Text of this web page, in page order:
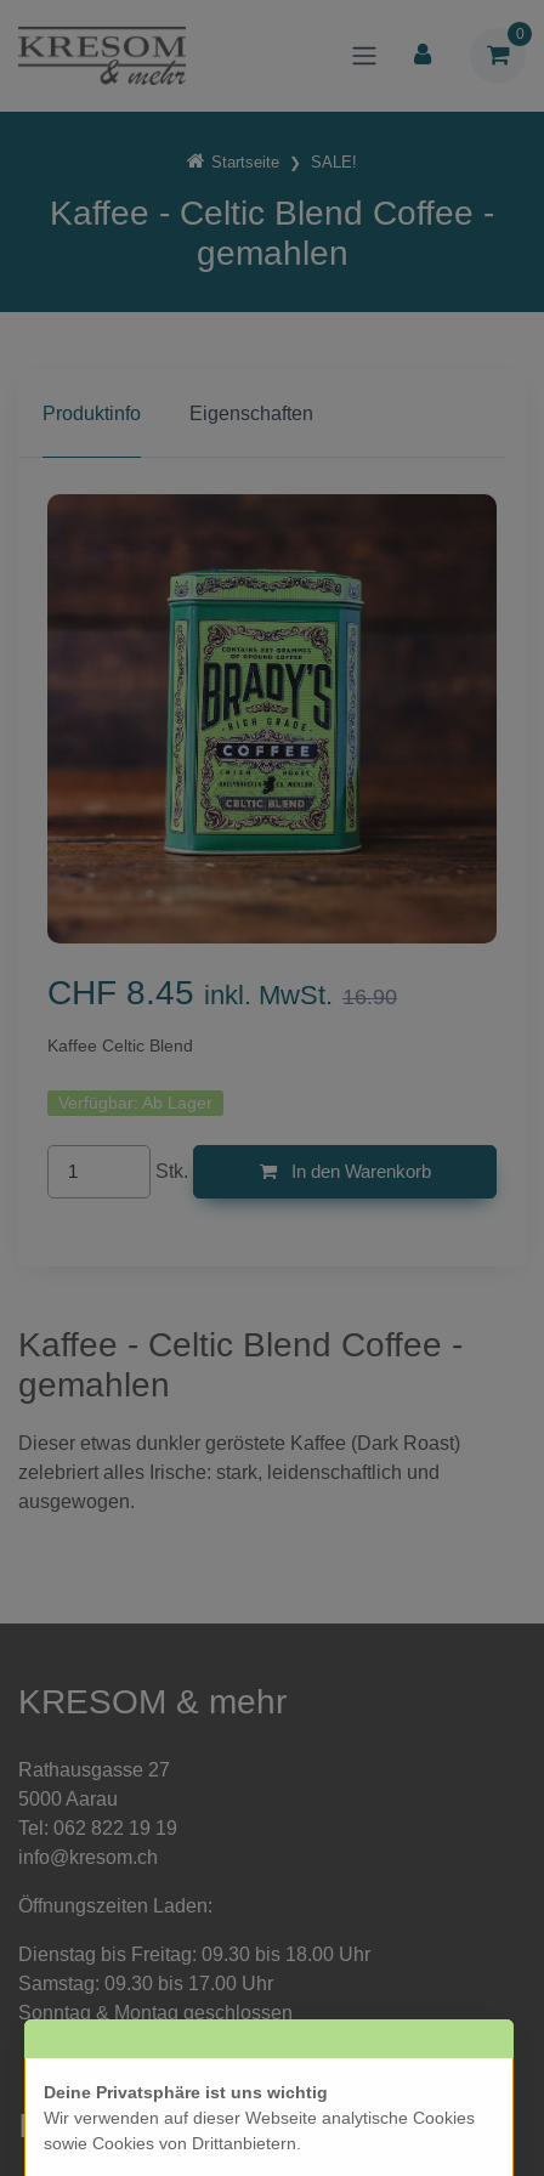
0
Startseite SALE!
Kaffee - Celtic Blend Coffee -
gemahlen
Produktinfo Eigenschaften
CHF 8.45 inkl. MwSt. 16.90
Kaffee Celtic Blend
Verfügbar: Ab Lager
Stk. In den Warenkorb
Kaffee - Celtic Blend Coffee -
gemahlen
Dieser etwas dunkler geröstete Kaffee (Dark Roast)
zelebriert alles Irische: stark, leidenschaftlich und
ausgewogen.
KRESOM & mehr
Rathausgasse 27
5000 Aarau
Tel: 062 822 19 19
info@kresom.ch
Öffnungszeiten Laden:
Dienstag bis Freitag: 09.30 bis 18.00 Uhr
Samstag: 09.30 bis 17.00 Uhr
Sonntag & Montag geschlossen
Informationen
Deine Privatsphäre ist uns wichtig
Wir verwenden auf dieser Webseite analytische Cookies
sowie Cookies von Drittanbietern.